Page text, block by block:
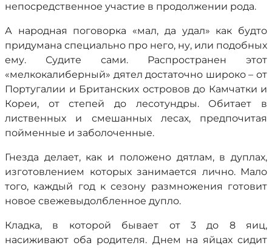
непосредственное участие в продолжении рода.
А народная поговорка «мал, да удал» как будто
придумана специально про него, ну, или подобных
ему. Судите сами. Распространен этот
«мелкокалиберный» дятел достаточно широко – от
Португалии и Британских островов до Камчатки и
Кореи, от степей до лесотундры. Обитает в
лиственных и смешанных лесах, предпочитая
пойменные и заболоченные.
Гнезда делает, как и положено дятлам, в дуплах,
изготовлением которых занимается лично. Мало
того, каждый год к сезону размножения готовит
новое свежевыдолбленное дупло.
Кладка, в которой бывает от 3 до 8 яиц,
насиживают оба родителя. Днем на яйцах сидит